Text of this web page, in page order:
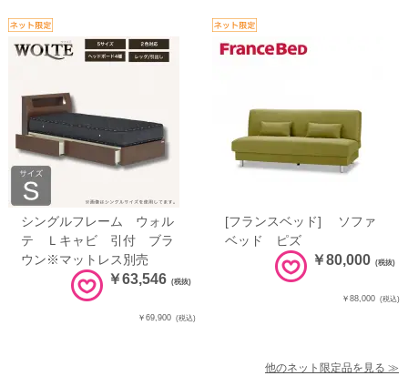
シングルフレーム ウォル
テ Ｌキャビ 引付 ブラ
ウン※マットレス別売
￥63,546 (税抜)
￥69,900 (税込)
[フランスベッド] ソファ
ベッド ピズ
￥80,000 (税抜)
￥88,000 (税込)
他のネット限定品を見る ≫